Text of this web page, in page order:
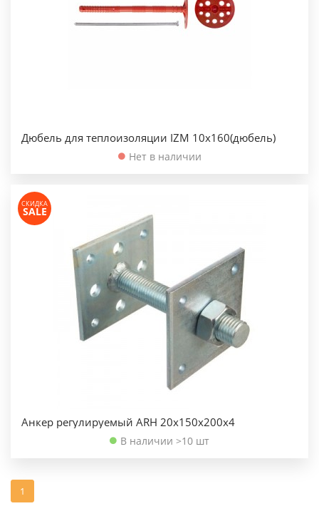
Дюбель для теплоизоляции IZM 10х160(дюбель)
Нет в наличии
СКИДКА
SALE
Анкер регулируемый ARH 20х150х200х4
В наличии >10 шт
1